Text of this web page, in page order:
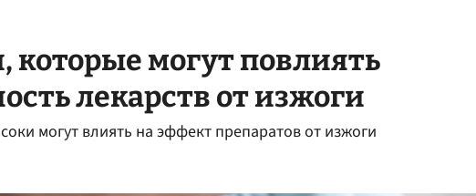
которые могут повлиять
лекарств от изжоги
могут влиять на эффект препаратов от изжоги